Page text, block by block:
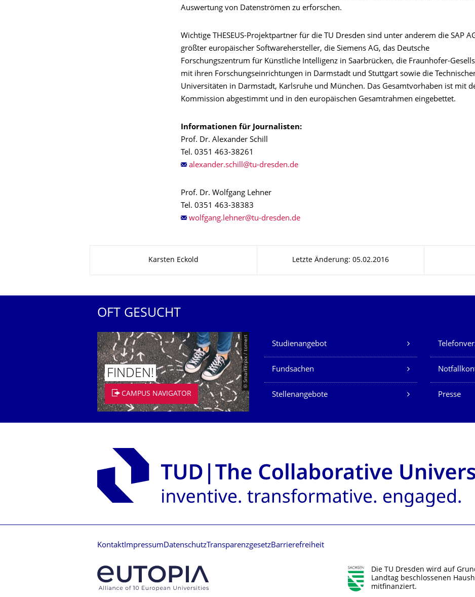
Auswertung von Datenströmen zu erforschen.
Wichtige THESEUS-Projektpartner für die TU Dresden sind unter anderem die SAP
größter europäischer Softwarehersteller, die Siemens AG, das Deutsche
Forschungszentrum für Künstliche Intelligenz in Saarbrücken, die Fraunhofer-
mit ihren Forschungseinrichtungen in Darmstadt und Stuttgart sowie die
Universitäten in Darmstadt, Karlsruhe und München. Das Gesamtvorhaben ist mit
Kommission abgestimmt und in den europäischen Gesamtrahmen eingebettet.
Informationen für Journalisten:
Prof. Dr. Alexander Schill
Tel. 0351 463-38261
Prof. Dr. Wolfgang Lehner
Tel. 0351 463-38383
Karsten Eckold Letzte Änderung: 05.02.2016
OFT GESUCHT
© Smarterpix / tomert
FINDEN!
CAMPUS NAVIGATOR
Unsere Dienste
Studienangebot
Fundsachen
Stellenangebote Presse
Kontakt Impressum DatenschutzTransparenzgesetzBarrierefreiheit
Die TU Dresden wird auf
Landtag beschlossenen
mitfinanziert.